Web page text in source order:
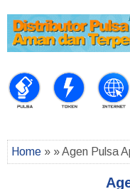
Home » » Agen Pulsa